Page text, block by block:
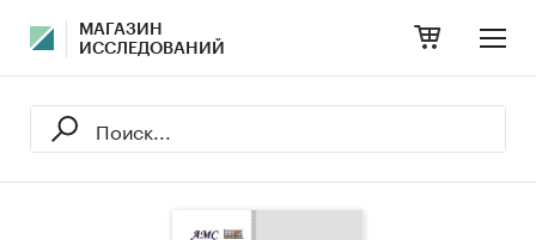
МАГАЗИН
ИССЛЕДОВАНИЙ